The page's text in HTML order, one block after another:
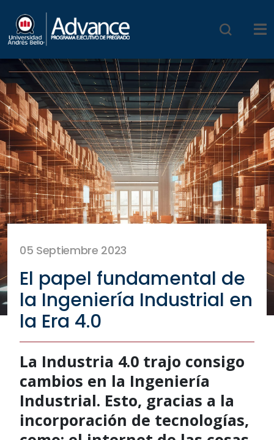
05 Septiembre 2023
El papel fundamental de
la Ingeniería Industrial en
la Era 4.0
La Industria 4.0 trajo consigo
cambios en la Ingeniería
Industrial. Esto, gracias a la
incorporación de tecnologías,